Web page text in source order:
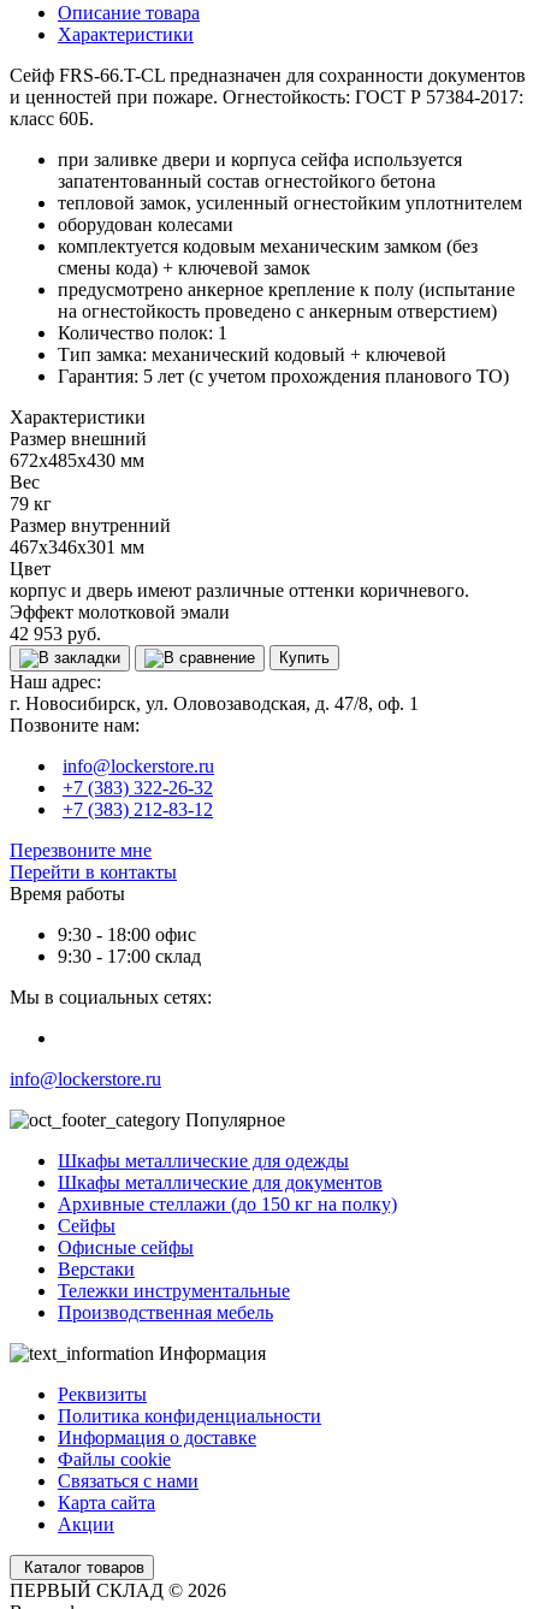
Описание товара
Характеристики
Сейф FRS-66.T-CL предназначен для сохранности документов
и ценностей при пожаре. Огнестойкость: ГОСТ Р 57384-2017:
класс 60Б.
при заливке двери и корпуса сейфа используется
запатентованный состав огнестойкого бетона
тепловой замок, усиленный огнестойким уплотнителем
оборудован колесами
комплектуется кодовым механическим замком (без
смены кода) + ключевой замок
предусмотрено анкерное крепление к полу (испытание
на огнестойкость проведено с анкерным отверстием)
Количество полок: 1
Тип замка: механический кодовый + ключевой
Гарантия: 5 лет (с учетом прохождения планового ТО)
Характеристики
Размер внешний
672x485x430 мм
Вес
79 кг
Размер внутренний
467x346x301 мм
Цвет
корпус и дверь имеют различные оттенки коричневого.
Эффект молотковой эмали
42 953 руб.
Купить
Наш адрес:
г. Новосибирск, ул. Оловозаводская, д. 47/8, оф. 1
Позвоните нам:
info@lockerstore.ru
+7 (383) 322-26-32
+7 (383) 212-83-12
Перезвоните мне
Перейти в контакты
Время работы
9:30 - 18:00 офис
9:30 - 17:00 склад
Мы в социальных сетях:
info@lockerstore.ru
Популярное
Шкафы металлические для одежды
Шкафы металлические для документов
Архивные стеллажи (до 150 кг на полку)
Сейфы
Офисные сейфы
Верстаки
Тележки инструментальные
Производственная мебель
Информация
Реквизиты
Политика конфиденциальности
Информация о доставке
Файлы cookie
Связаться с нами
Карта сайта
Акции
Каталог товаров
ПЕРВЫЙ СКЛАД © 2026